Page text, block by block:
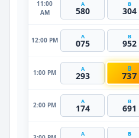
11:00
AM
A
580
B
304
12:00 PM A
075
B
952
1:00 PM A
293
B
737
2:00 PM A
174
B
691
A B